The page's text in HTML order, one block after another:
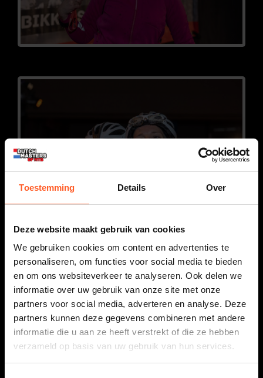
Toestemming Details Over
Deze website maakt gebruik van cookies
We gebruiken cookies om content en advertenties te
personaliseren, om functies voor social media te bieden
en om ons websiteverkeer te analyseren. Ook delen we
informatie over uw gebruik van onze site met onze
partners voor social media, adverteren en analyse. Deze
partners kunnen deze gegevens combineren met andere
informatie die u aan ze heeft verstrekt of die ze hebben
verzameld op basis van uw gebruik van hun services.